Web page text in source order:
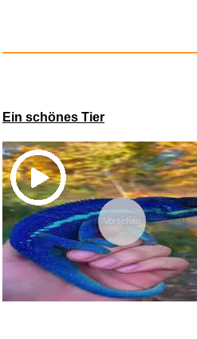
Ein schönes Tier
Vorschau